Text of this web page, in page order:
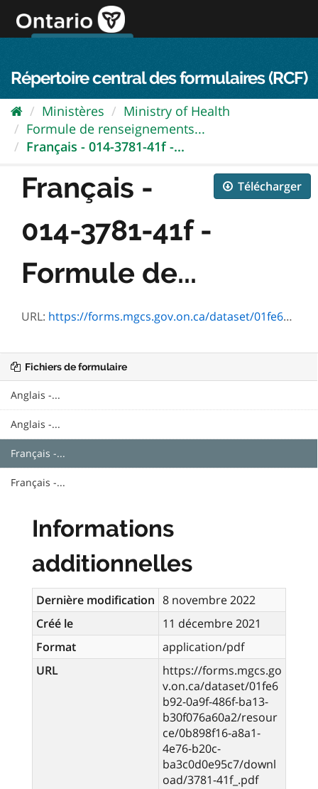
directement
au
Répertoire central des formulaires (RCF)
Ministères
Ministry of Health
Formule de renseignements...
Français - 014-3781-41f -...
Télécharger
Français -
014-3781-41f -
Formule de...
URL: https://forms.mgcs.gov.on.ca/dataset/01fe6b92-0a9f-486f-ba13-b30f076a60a2/resource/0b898f16-a8a1-4e76-b20c-ba3c0d0e95c7/download/3781-41f_.pdf
Fichiers de formulaire
Anglais -...
Anglais -...
Français -...
Français -...
Informations
additionnelles
Dernière modification 8 novembre 2022
Créé le
11 décembre 2021
Format
application/pdf
URL
https://forms.mgcs.go
v.on.ca/dataset/01fe6
b92-0a9f-486f-ba13-
b30f076a60a2/resour
ce/0b898f16-a8a1-
4e76-b20c-
ba3c0d0e95c7/downl
oad/3781-41f_.pdf